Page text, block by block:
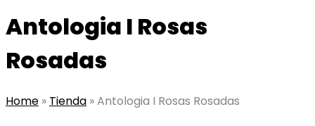
Antologia I Rosas
Rosadas
Home » Tienda »Antologia I Rosas Rosadas